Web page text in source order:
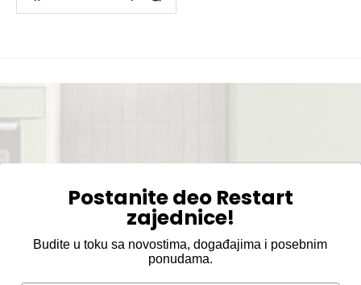
Postanite deo Restart
zajednice!
Budite u toku sa novostima, događajima i posebnim
ponudama.